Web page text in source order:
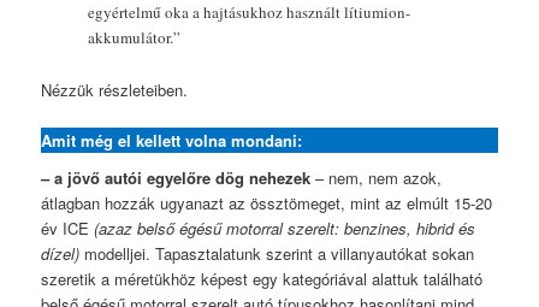
egyértelmű oka a hajtásukhoz használt lítiumion-
akkumulátor.”
Nézzük részleteiben.
Amit még el kellett volna mondani:
– a jövő autói egyelőre dög nehezek – nem, nem azok,
átlagban hozzák ugyanazt az össztömeget, mint az elmúlt 15-20
év ICE(azaz belső égésű motorral szerelt: benzines, hibrid és
dízel) modelljei. Tapasztalatunk szerint a villanyautókat sokan
szeretik a méretükhöz képest egy kategóriával alattuk található